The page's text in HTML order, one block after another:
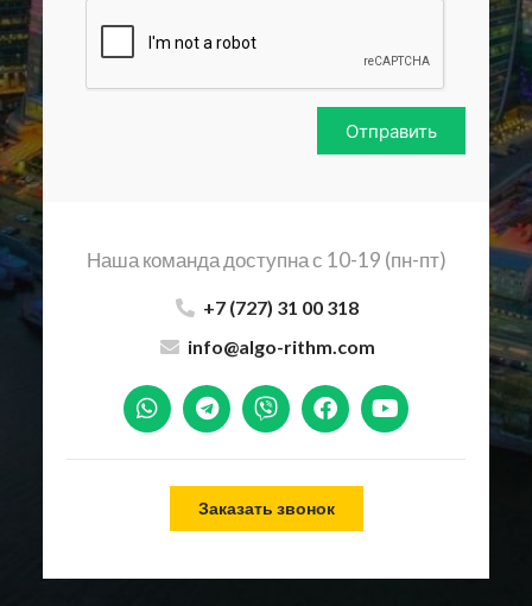
Отправить
Наша команда доступна с 10-19 (пн-пт)
+7 (727) 31 00 318
info@algo-rithm.com
Заказать звонок